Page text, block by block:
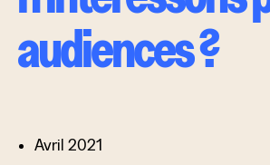
audiences ?
avril 2021